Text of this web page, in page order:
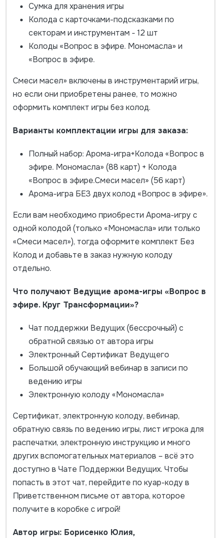
Сумка для хранения игры
Колода с карточками-подсказками по
секторам и инструментам - 12 шт
Колоды «Вопрос в эфире. Мономасла» и
«Вопрос в эфире.
Смеси масел» включены в инструментарий игры,
но если они приобретены ранее, то можно
оформить комплект игры без колод.
Варианты комплектации игры для заказа:
Полный набор: Арома-игра+Колода «Вопрос в
эфире. Мономасла» (88 карт) + Колода
«Вопрос в эфире.Смеси масел» (56 карт)
Арома-игра БЕЗ двух колод «Вопрос в эфире».
Если вам необходимо приобрести Арома-игру с
одной колодой (только «Мономасла» или только
«Смеси масел»), тогда оформите комплект Без
Колод и добавьте в заказ нужную колоду
отдельно.
Что получают Ведущие арома-игры «Вопрос в
эфире. Круг Трансформации»?
Чат поддержки Ведущих (бессрочный) с
обратной связью от автора игры
Электронный Сертификат Ведущего
Большой обучающий вебинар в записи по
ведению игры
Электронную колоду «Мономасла»
Сертификат, электронную колоду, вебинар,
обратную связь по ведению игры, лист игрока для
распечатки, электронную инструкцию и много
других вспомогательных материалов – всё это
доступно в Чате Поддержки Ведущих. Чтобы
попасть в этот чат, перейдите по куар-коду в
Приветственном письме от автора, которое
получите в коробке с игрой!
Автор игры: Борисенко Юлия,